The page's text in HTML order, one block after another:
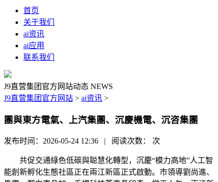
首页
关于我们
ai资讯
ai应用
联系我们
J9直营集团官方网站动态 NEWS
J9直营集团官方网站 > ai资讯 >
團與東方電氣、上汽集團、沉慶機電、沉咨集團
发布时间：2026-05-24 12:36 | 阅读次数： 次
共促交通綠色低碳與聪慧化轉型，沉慶“模力高地”人工智
能創新孵化生態社區正在兩江新區正式啟動。市領導劉尚進、